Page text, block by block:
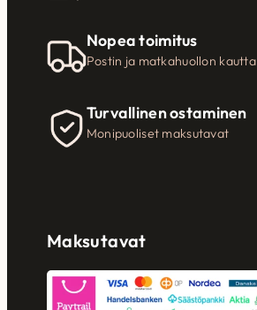
Nopea toimitus
Postin ja matkahuollon kautta
Turvallinen ostaminen
Monipuoliset maksutavat
Maksutavat